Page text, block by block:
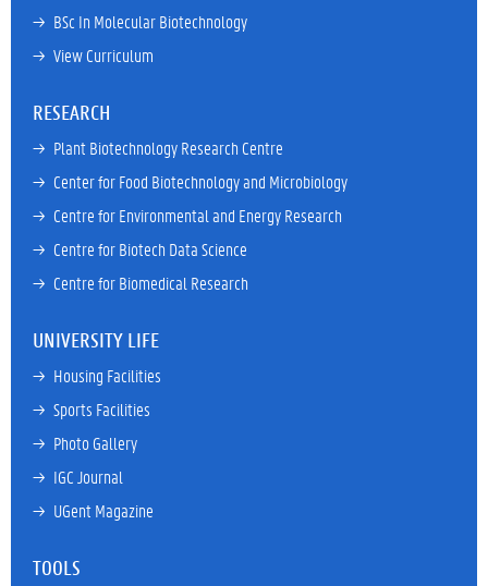
→ BSc In Molecular Biotechnology
→ View Curriculum
RESEARCH
→ Plant Biotechnology Research Centre
→ Center for Food Biotechnology and Microbiology
→ Centre for Environmental and Energy Research
→ Centre for Biotech Data Science
→ Centre for Biomedical Research
UNIVERSITY LIFE
→ Housing Facilities
→ Sports Facilities
→ Photo Gallery
→ IGC Journal
→ UGent Magazine
TOOLS